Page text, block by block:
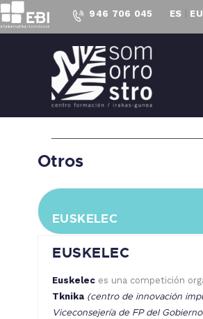
946 706 045 ES EU
CENTRO
CF Somorrostro
FORMACIÓN
ACCESO AL
Otros
EUSKELEC
EUSKELEC
Euskelec es una competición
Tknika (centro de innovación
Viceconsejería de FP del